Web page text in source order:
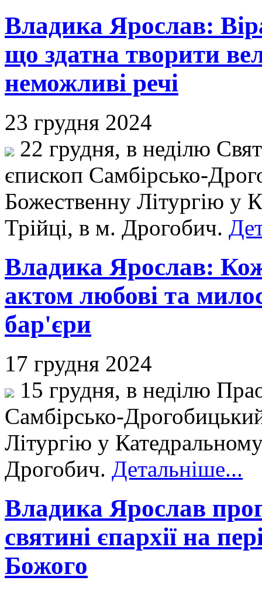
Владика Ярослав:
що здатна творити
неможливі речі
23 грудня 2024
22 грудня, в неділю
єпископ Самбірсько-
Божественну Літургію у
Трійці, в м. Дрогобич.
Владика Ярослав:
актом любові та
бар'єри
17 грудня 2024
15 грудня, в неділю
Самбірсько-
Літургію у
Дрогобич. Детальніше...
Владика Ярослав
святині єпархії на
Божого